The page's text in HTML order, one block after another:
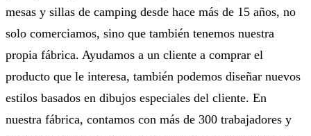
mesas y sillas de camping desde hace más de 15 años, no
solo comerciamos, sino que también tenemos nuestra
propia fábrica. Ayudamos a un cliente a comprar el
producto que le interesa, también podemos diseñar nuevos
estilos basados ​​en dibujos especiales del cliente. En
nuestra fábrica, contamos con más de 300 trabajadores y